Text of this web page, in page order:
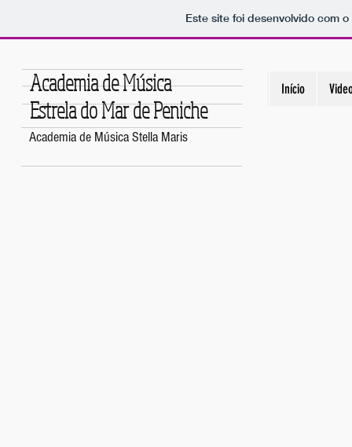
Este site foi desenvolvido com
Academia de Música
Estrela do Mar de Peniche
Academia de Música Stella Maris
Início